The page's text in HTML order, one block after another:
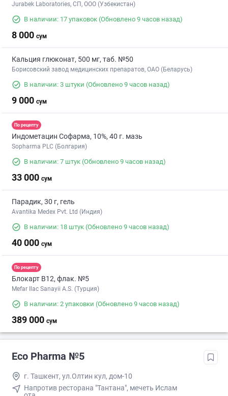
Jurabek Laboratories, СП, ООО (Узбекистан)
В наличии: 17 упаковок (Обновлено 9 часов назад)
8 000 сум
Кальция глюконат, 500 мг, таб. №50
Борисовский завод медицинских препаратов, ОАО (Беларусь)
В наличии: 3 штуки (Обновлено 9 часов назад)
9 000 сум
По рецепту
Индометацин Софарма, 10%, 40 г. мазь
Sopharma PLC (Болгария)
В наличии: 7 штук (Обновлено 9 часов назад)
33 000 сум
Парадик, 30 г, гель
Avantika Medex Pvt. Ltd (Индия)
В наличии: 18 штук (Обновлено 9 часов назад)
40 000 сум
По рецепту
Блокарт B12, флак. №5
Mefar Ilac Sanayii A.S. (Турция)
В наличии: 2 упаковки (Обновлено 9 часов назад)
389 000 сум
Eco Pharma №5
г. Ташкент, ул.Олтин кул, дом-10
Напротив ресторана "Тантана", мечеть Ислам